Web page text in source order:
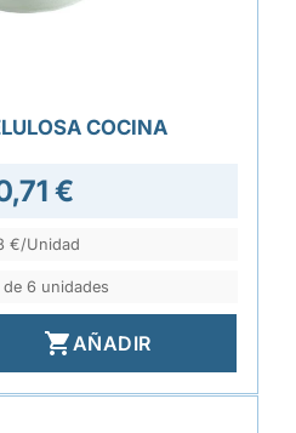
COCINA
€
€/Unidad
de 6 unidades
AÑADIR